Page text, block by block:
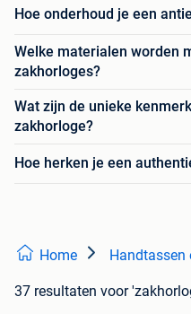
Hoe onderhoud je een
Welke materialen worden
zakhorloges?
Wat zijn de unieke
zakhorloge?
Hoe herken je een
Home Handtassen
37 resultaten voor